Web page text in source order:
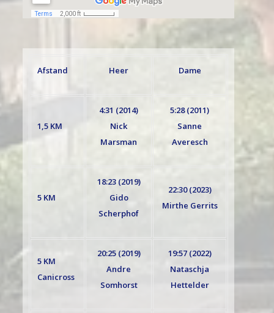
Afstand Heer Dame
1,5 KM
4:31 (2014)
Nick
Marsman
5:28 (2011)
Sanne
Averesch
5 KM
18:23 (2019)
Gido
Scherphof
22:30 (2023)
Mirthe Gerrits
5 KM
Canicross
20:25 (2019)
Andre
Somhorst
19:57 (2022)
Nataschja
Hettelder